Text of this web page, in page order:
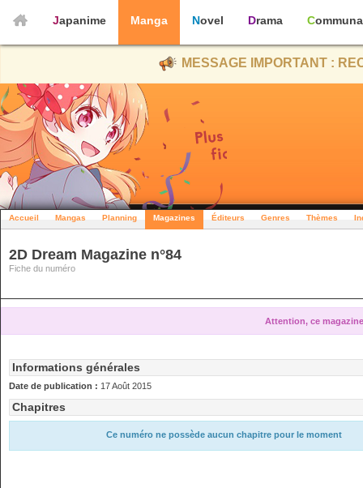
Japanime Manga Novel Drama
MESSAGE IMPORTANT :
Accueil Mangas Planning Magazines Éditeurs Genres Thèmes
2D Dream Magazine n°84
Fiche du numéro
Attention, ce
Informations générales
Date de publication : 17 Août 2015
Chapitres
Ce numéro ne possède aucun chapitre pour le moment